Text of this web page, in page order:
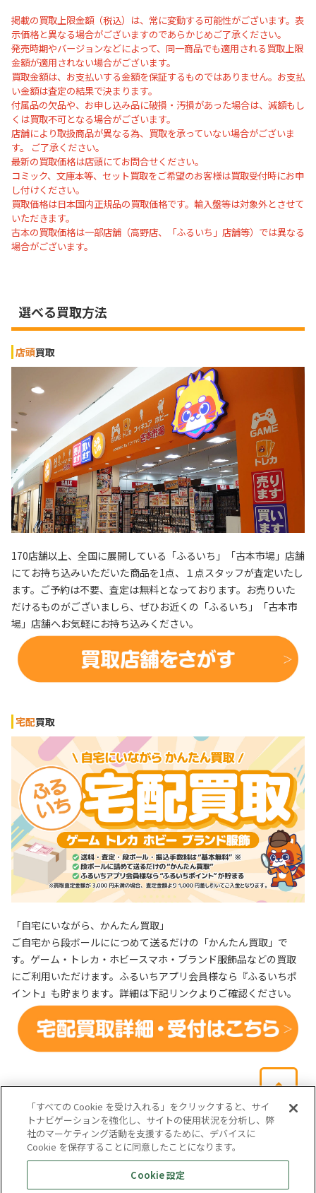
掲載の買取上限金額（税込）は、常に変動する可能性がございます。表
示価格と異なる場合がございますのであらかじめご了承ください。
発売時期やバージョンなどによって、同一商品でも適用される買取上限
金額が適用されない場合がございます。
買取金額は、お支払いする金額を保証するものではありません。お支払
い金額は査定の結果で決まります。
付属品の欠品や、お申し込み品に破損・汚損があった場合は、減額もし
くは買取不可となる場合がございます。
店舗により取扱商品が異なる為、買取を承っていない場合がございま
す。 ご了承ください。
最新の買取価格は店頭にてお問合せください。
コミック、文庫本等、セット買取をご希望のお客様は買取受付時にお申
し付けください。
買取価格は日本国内正規品の買取価格です。輸入盤等は対象外とさせて
いただきます。
古本の買取価格は一部店舗（高野店、「ふるいち」店舗等）では異なる
場合がございます。
選べる買取方法
店頭買取
170店舗以上、全国に展開している「ふるいち」「古本市場」店舗
にてお持ち込みいただいた商品を1点、１点スタッフが査定いたし
ます。ご予約は不要、査定は無料となっております。お売りいた
だけるものがございましら、ぜひお近くの「ふるいち」「古本市
場」店舗へお気軽にお持ち込みください。
宅配買取
「自宅にいながら、かんたん買取」
ご自宅から段ボールににつめて送るだけの「かんたん買取」で
す。ゲーム・トレカ・ホビースマホ・ブランド服飾品などの買取
にご利用いただけます。ふるいちアプリ会員様なら『ふるいちポ
イント』も貯まります。詳細は下記リンクよりご確認ください。
会社概要
サイトマップ
お問い合わせ
個人情報保護方針
「すべての Cookie を受け入れる」をクリックすると、サイ
トナビゲーションを強化し、サイトの使用状況を分析し、弊
社のマーケティング活動を支援するために、デバイスに
Cookie を保存することに同意したことになります。
Cookie 設定